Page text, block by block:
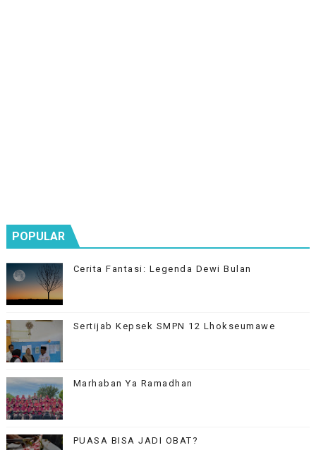
POPULAR
Cerita Fantasi: Legenda Dewi Bulan
Sertijab Kepsek SMPN 12 Lhokseumawe
Marhaban Ya Ramadhan
PUASA BISA JADI OBAT?